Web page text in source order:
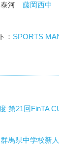
河 藤岡西中
： SPORTS
第21回FinTA
馬県中学校新